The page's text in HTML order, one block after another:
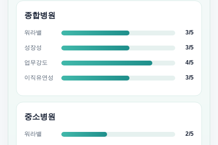
종합병원
워라밸 3/5
성장성 3/5
업무강도 4/5
이직유연성 3/5
중소병원
워라밸 2/5